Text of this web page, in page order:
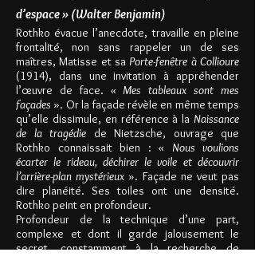
d’espace » (Walter Benjamin)
Rothko évacue l’anecdote, travaille en pleine
frontalité, non sans rappeler un de ses
maîtres, Matisse et sa Porte-fenêtre à Collioure
(1914), dans une invitation à appréhender
l’œuvre de face. « Mes tableaux sont mes
façades ». Or la façade révèle en même temps
qu’elle dissimule, en référence à la Naissance
de la tragédie de Nietzsche, ouvrage que
Rothko connaissait bien : « Nous voulions
écarter le rideau, déchirer le voile et découvrir
l’arrière-plan mystérieux ». Façade ne veut pas
dire planéité. Ses toiles ont une densité.
Rothko peint en profondeur.
Profondeur de la technique d’une part,
complexe et dont il garde jalousement le
secret, constamment à la recherche de